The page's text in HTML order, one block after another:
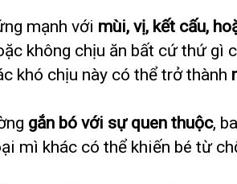
mạnh với mùi, vị, kết cấu,
không chịu ăn bất cứ thứ
khó chịu này có thể trở thành
gắn bó với sự quen thuộc,
mì khác có thể khiến bé từ